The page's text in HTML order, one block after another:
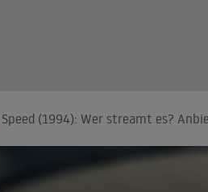
Speed (1994): Wer streamt es?